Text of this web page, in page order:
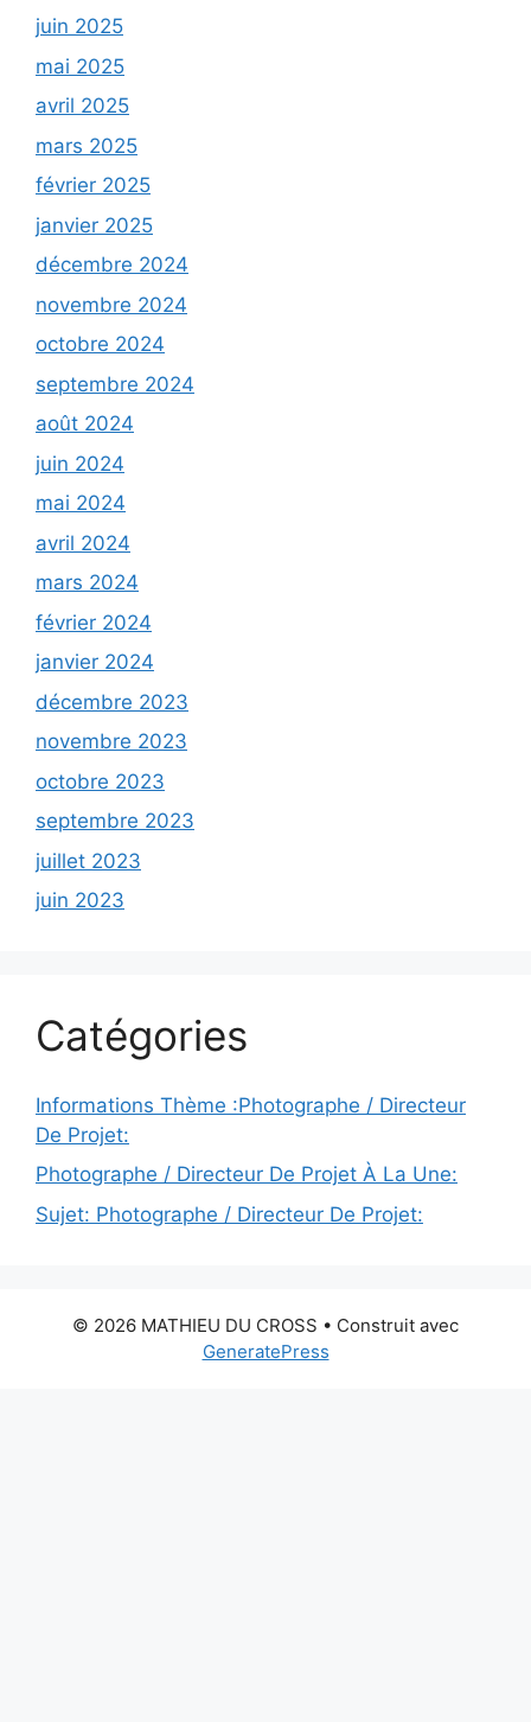
juin 2025
mai 2025
avril 2025
mars 2025
février 2025
janvier 2025
décembre 2024
novembre 2024
octobre 2024
septembre 2024
août 2024
juin 2024
mai 2024
avril 2024
mars 2024
février 2024
janvier 2024
décembre 2023
novembre 2023
octobre 2023
septembre 2023
juillet 2023
juin 2023
Catégories
Informations Thème :Photographe / Directeur
De Projet:
Photographe / Directeur De Projet À La Une:
Sujet: Photographe / Directeur De Projet:
© 2026 MATHIEU DU CROSS • Construit avec
GeneratePress